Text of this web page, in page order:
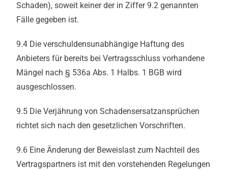
Schaden), soweit keiner der in Ziffer 9.2 genannten
Fälle gegeben ist.
9.4 Die verschuldensunabhängige Haftung des
Anbieters für bereits bei Vertragsschluss vorhandene
Mängel nach § 536a Abs. 1 Halbs. 1 BGB wird
ausgeschlossen.
9.5 Die Verjährung von Schadensersatzansprüchen
richtet sich nach den gesetzlichen Vorschriften.
9.6 Eine Änderung der Beweislast zum Nachteil des
Vertragspartners ist mit den vorstehenden Regelungen